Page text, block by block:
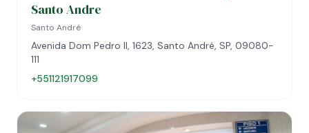
Santo Andre
Santo André
Avenida Dom Pedro II, 1623, Santo André, SP, 09080-
111
+551121917099